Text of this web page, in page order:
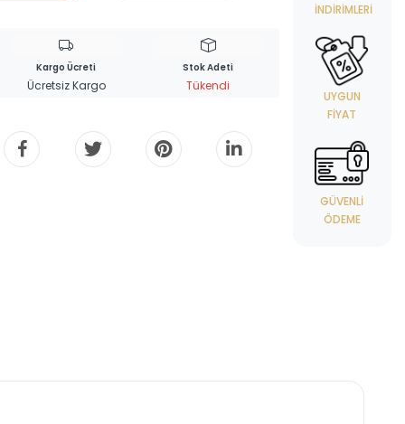
Kargo Ücreti
Ücretsiz Kargo
Stok Adeti
Tükendi
İNDIRIMLERI
UYGUN
FIYAT
GÜVENLI
ÖDEME